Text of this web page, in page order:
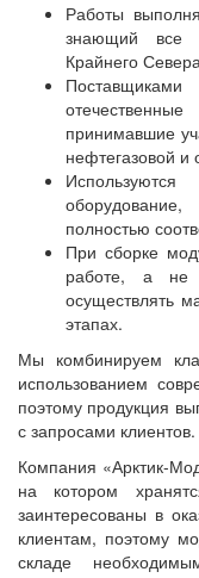
Работы
знающий все
Крайнего
принимавшие
нефтегазовой и
полностью
При сборке
работе, а не
осуществлять
этапах.
Мы комбинируем
использованием
поэтому продукция
с запросами клиентов.
Компания «Арктик-
на котором
заинтересованы в
клиентам, поэтому
складе